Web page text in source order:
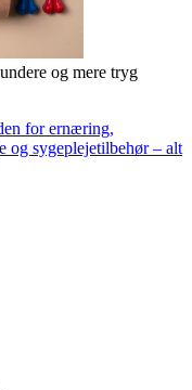
og mere tryg
for ernæring,
og sygeplejetilbehør – alt